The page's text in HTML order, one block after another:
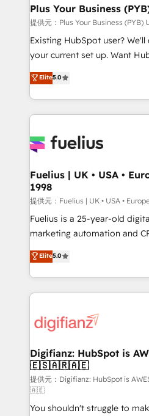
B2B SEO, paid media, and content. We
enterprise and growth-led
technology, professional
and industrial sectors.
implementations delivered. AI visibility coverage
across ChatGPT, Claude,
Innovation HubSpot Impact
Migration Excellence
professionals.
Plus Your Business
提供元：Plus Your Business (PYB)
Existing HubSpot user?
your current set up. Want HubSpot Onboarding?
We'll customise your CRM &
processes. Welcome to our Profile! We can help
with... • CRM
and team training • CRM
Custom API integrations A little about us... • Boutique
for Sales Hub, Marketing
Hub and Website (CMS) •
9001:2015 and now... ISO
Exclusive AI 'GuardHub'
based on ISO 42001 -
👈 '𝗖𝗼𝗻𝘁𝗮𝗰𝘁 𝗯𝘂𝘀𝗶𝗻𝗲𝘀𝘀' button to get in touch
(𝘸𝘦'𝘳𝘦 𝘴𝘶𝘱𝘦𝘳 𝘳𝘦𝘴𝘱𝘰𝘯𝘴𝘪𝘷𝘦)
Elite5.0
Fuelius | UK • USA •
1998
提供元：Fuelius | UK • USA •
Fuelius is a 25-year-old
marketing automation and
enable mid-market and
maximise their return from
growth. We modernise platforms, streamline
operations that are causing
supercharge revenue operations Key services: •
Transformation / Web
Sales Consulting • Marketing
makes us different? 🚀 Top 0.5% of global HubSpot
agencies ⚙️ The strongest technical ability and
integration capabilities 💼 Consultative, long-term
Elite5.0
Digifianz: HubSpot is
🇪🇸🇦🇷🇦🇪
提供元：Digifianz: HubSpot is
🇦🇪
You shouldn't struggle to